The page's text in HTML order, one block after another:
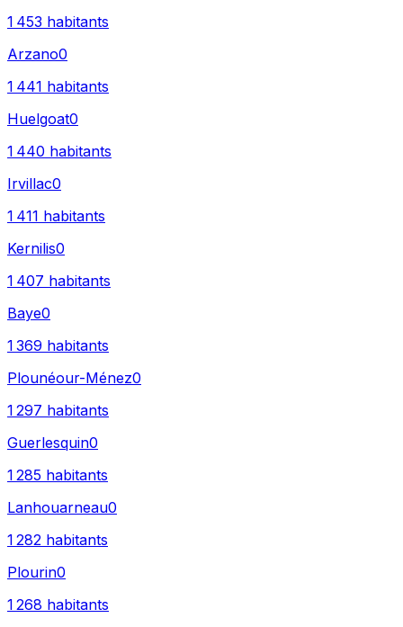
1 453 habitants
Arzano0
1 441 habitants
Huelgoat0
1 440 habitants
Irvillac0
1 411 habitants
Kernilis0
1 407 habitants
Baye0
1 369 habitants
Plounéour-Ménez0
1 297 habitants
Guerlesquin0
1 285 habitants
Lanhouarneau0
1 282 habitants
Plourin0
1 268 habitants